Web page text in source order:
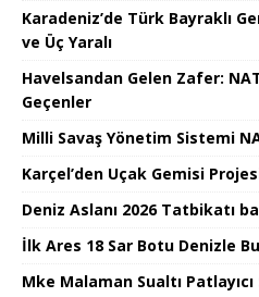
Karadeniz’de Türk Bayraklı
ve Üç Yaralı
Havelsandan Gelen Zafer:
Geçenler
Milli Savaş Yönetim Sistemi
Karçel’den Uçak Gemisi
Deniz Aslanı 2026 Tatbikatı
İlk Ares 18 Sar Botu Denizle
Mke Malaman Sualtı